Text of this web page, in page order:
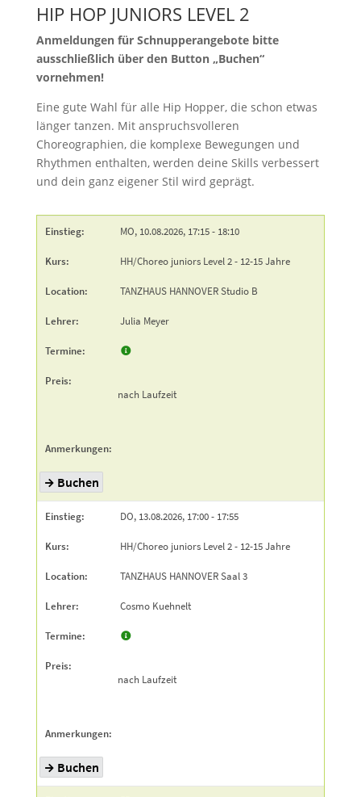
HIP HOP JUNIORS LEVEL 2
Anmeldungen für Schnupperangebote bitte
ausschließlich über den Button „Buchen“
vornehmen!
Eine gute Wahl für alle Hip Hopper, die schon etwas
länger tanzen. Mit anspruchsvolleren
Choreographien, die komplexe Bewegungen und
Rhythmen enthalten, werden deine Skills verbessert
und dein ganz eigener Stil wird geprägt.